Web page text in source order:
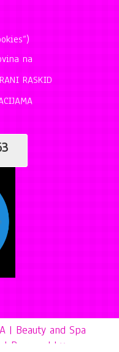
na
RASKID
| Beauty and Spa
| Powered by: